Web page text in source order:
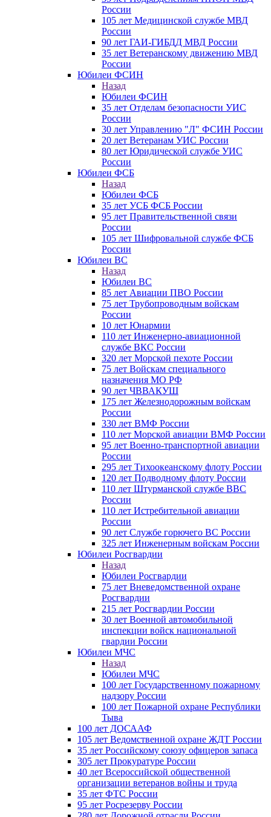
России
105 лет Медицинской службе МВД
России
90 лет ГАИ-ГИБДД МВД России
35 лет Ветеранскому движению МВД
России
Юбилеи ФСИН
Назад
Юбилеи ФСИН
35 лет Отделам безопасности УИС
России
30 лет Управлению "Л" ФСИН России
20 лет Ветеранам УИС России
80 лет Юридической службе УИС
России
Юбилеи ФСБ
Назад
Юбилеи ФСБ
35 лет УСБ ФСБ России
95 лет Правительственной связи
России
105 лет Шифровальной службе ФСБ
России
Юбилеи ВС
Назад
Юбилеи ВС
85 лет Авиации ПВО России
75 лет Трубопроводным войскам
России
10 лет Юнармии
110 лет Инженерно-авиационной
службе ВКС России
320 лет Морской пехоте России
75 лет Войскам специального
назначения МО РФ
90 лет ЧВВАКУШ
175 лет Железнодорожным войскам
России
330 лет ВМФ России
110 лет Морской авиации ВМФ России
95 лет Военно-транспортной авиации
России
295 лет Тихоокеанскому флоту России
120 лет Подводному флоту России
110 лет Штурманской службе ВВС
России
110 лет Истребительной авиации
России
90 лет Службе горючего ВС России
325 лет Инженерным войскам России
Юбилеи Росгвардии
Назад
Юбилеи Росгвардии
75 лет Вневедомственной охране
Росгвардии
215 лет Росгвардии России
30 лет Военной автомобильной
инспекции войск национальной
гвардии России
Юбилеи МЧС
Назад
Юбилеи МЧС
100 лет Государственному пожарному
надзору России
100 лет Пожарной охране Республики
Тыва
100 лет ДОСААФ
105 лет Ведомственной охране ЖДТ России
35 лет Российскому союзу офицеров запаса
305 лет Прокуратуре России
40 лет Всероссийской общественной
организации ветеранов войны и труда
35 лет ФТС России
95 лет Росрезерву России